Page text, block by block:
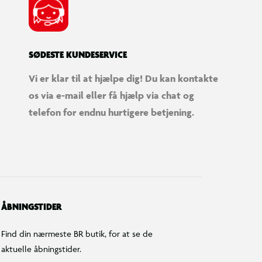
SØDESTE KUNDESERVICE
Vi er klar til at hjælpe dig! Du kan kontakte
os via e-mail eller få hjælp via chat og
telefon for endnu hurtigere betjening.
ÅBNINGSTIDER
Find din nærmeste BR butik, for at se de
aktuelle åbningstider.